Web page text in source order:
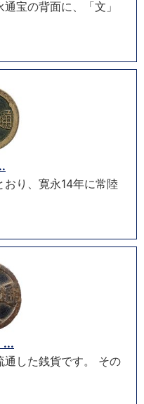
宝の背面に、「文」
り、寛永14年に常陸
...
通した銭貨です。 その